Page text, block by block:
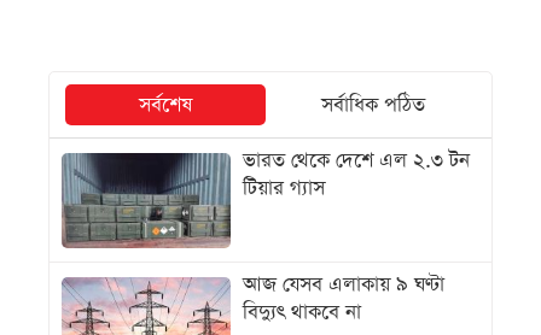
সর্বশেষ
সর্বাধিক পঠিত
ভারত থেকে দেশে এল ২.৩ টন
টিয়ার গ্যাস
আজ যেসব এলাকায় ৯ ঘণ্টা
বিদ্যুৎ থাকবে না